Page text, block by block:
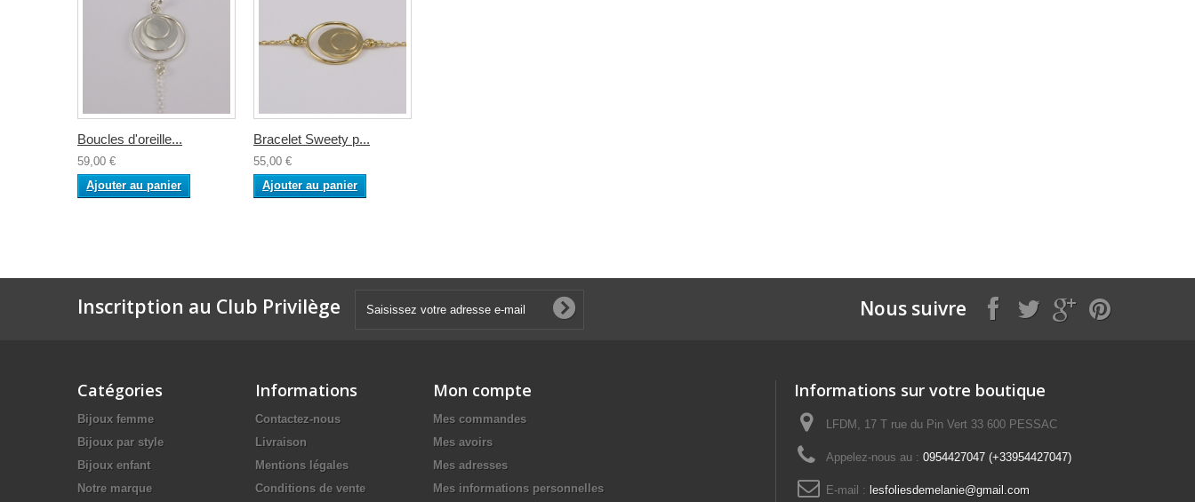
Boucles d'oreille...
59,00 €
Ajouter au panier
Bracelet Sweety p...
55,00 €
Ajouter au panier
Inscritption au Club Privilège Nous suivre
Catégories
Bijoux femme
Bijoux par style
Bijoux enfant
Notre marque
Informations
Contactez-nous
Livraison
Mentions légales
Conditions de vente
Mon compte
Mes commandes
Mes avoirs
Mes adresses
Mes informations personnelles
Informations sur votre boutique
LFDM, 17 T rue du Pin Vert 33 600 PESSAC
Appelez-nous au : 0954427047 (+33954427047)
E-mail : lesfoliesdemelanie@gmail.com